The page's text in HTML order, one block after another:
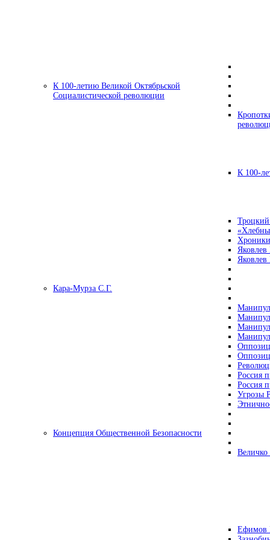
К 100-летию Великой Октябрьской
Социалистической революции
К 100-
Кара-Мурза С.Г.
Россия
Россия
Угрозы
Концепция Общественной Безопасности
Ефимов